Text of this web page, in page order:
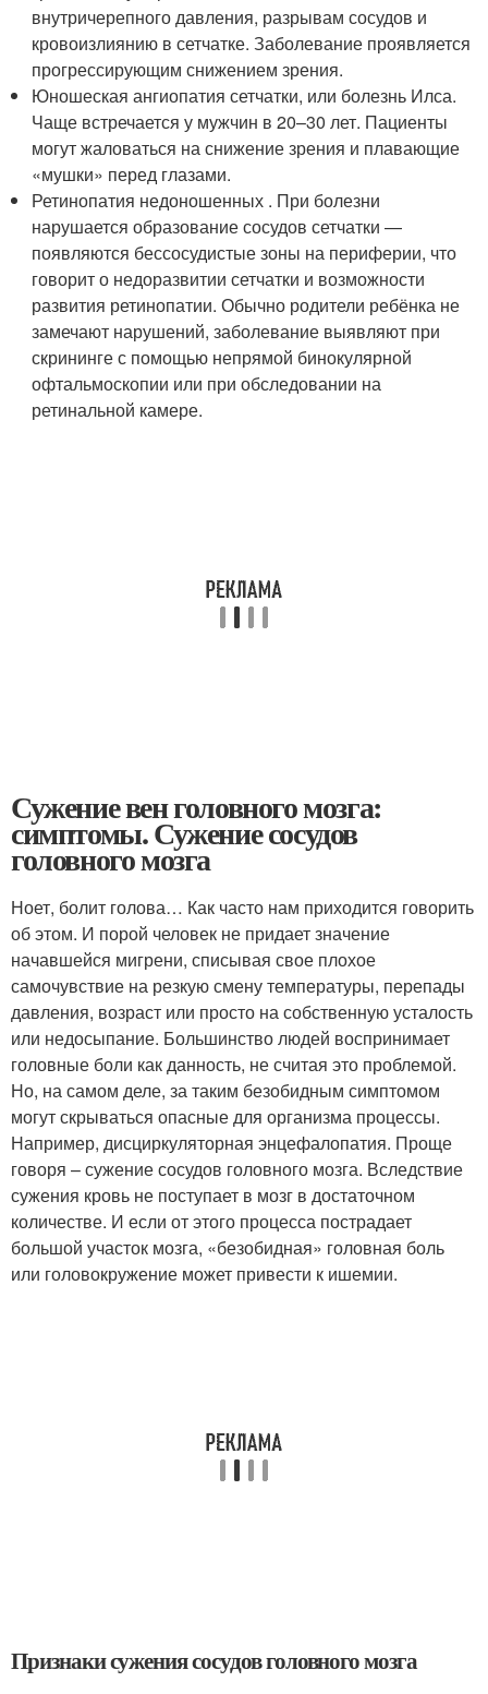
внутричерепного давления, разрывам сосудов и
кровоизлиянию в сетчатке. Заболевание проявляется
прогрессирующим снижением зрения.
Юношеская ангиопатия сетчатки, или болезнь Илса.
Чаще встречается у мужчин в 20–30 лет. Пациенты
могут жаловаться на снижение зрения и плавающие
«мушки» перед глазами.
Ретинопатия недоношенных . При болезни
нарушается образование сосудов сетчатки —
появляются бессосудистые зоны на периферии, что
говорит о недоразвитии сетчатки и возможности
развития ретинопатии. Обычно родители ребёнка не
замечают нарушений, заболевание выявляют при
скрининге с помощью непрямой бинокулярной
офтальмоскопии или при обследовании на
ретинальной камере.
Сужение вен головного мозга:
симптомы. Сужение сосудов
головного мозга
Ноет, болит голова… Как часто нам приходится говорить
об этом. И порой человек не придает значение
начавшейся мигрени, списывая свое плохое
самочувствие на резкую смену температуры, перепады
давления, возраст или просто на собственную усталость
или недосыпание. Большинство людей воспринимает
головные боли как данность, не считая это проблемой.
Но, на самом деле, за таким безобидным симптомом
могут скрываться опасные для организма процессы.
Например, дисциркуляторная энцефалопатия. Проще
говоря – сужение сосудов головного мозга. Вследствие
сужения кровь не поступает в мозг в достаточном
количестве. И если от этого процесса пострадает
большой участок мозга, «безобидная» головная боль
или головокружение может привести к ишемии.
Признаки сужения сосудов головного мозга